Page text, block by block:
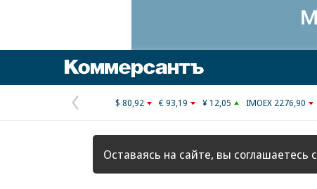
Предыдущая
страница
$ 80,92 € 93,19 ¥ 12,05 IMOEX 2276,90
Оставаясь на сайте, вы соглашаетесь с